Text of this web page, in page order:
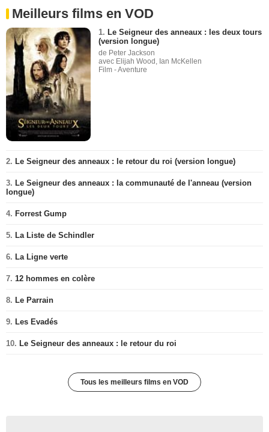
Meilleurs films en VOD
1. Le Seigneur des anneaux : les deux tours
(version longue)
de Peter Jackson
avec Elijah Wood, Ian McKellen
Film - Aventure
2. Le Seigneur des anneaux : le retour du roi (version longue)
3. Le Seigneur des anneaux : la communauté de l'anneau (version
longue)
4. Forrest Gump
5. La Liste de Schindler
6. La Ligne verte
7. 12 hommes en colère
8. Le Parrain
9. Les Evadés
10. Le Seigneur des anneaux : le retour du roi
Tous les meilleurs films en VOD